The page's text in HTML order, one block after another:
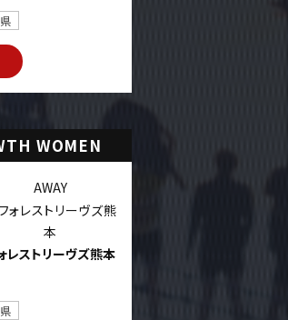
WOMEN
AWAY
レストリーヴズ熊本